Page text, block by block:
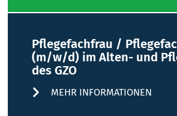
Pflegefachfrau /
(m/w/d) im Alten- und
des GZO
MEHR INFORMATIONEN